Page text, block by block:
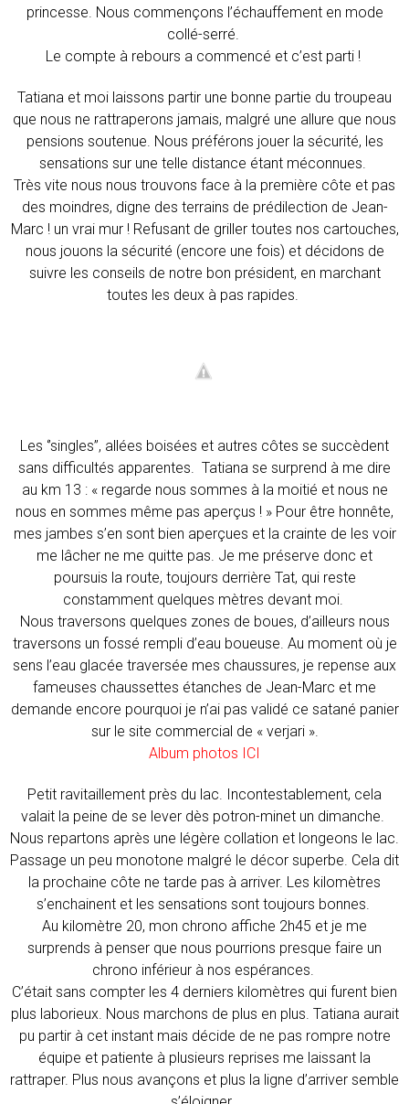
princesse. Nous commençons l’échauffement en mode
collé-serré.
Le compte à rebours a commencé et c’est parti !
Tatiana et moi laissons partir une bonne partie du troupeau
que nous ne rattraperons jamais, malgré une allure que nous
pensions soutenue. Nous préférons jouer la sécurité, les
sensations sur une telle distance étant méconnues.
Très vite nous nous trouvons face à la première côte et pas
des moindres, digne des terrains de prédilection de Jean-
Marc ! un vrai mur ! Refusant de griller toutes nos cartouches,
nous jouons la sécurité (encore une fois) et décidons de
suivre les conseils de notre bon président, en marchant
toutes les deux à pas rapides.
Les ‘’singles’’, allées boisées et autres côtes se succèdent
sans difficultés apparentes. Tatiana se surprend à me dire
au km 13 : « regarde nous sommes à la moitié et nous ne
nous en sommes même pas aperçus ! » Pour être honnête,
mes jambes s’en sont bien aperçues et la crainte de les voir
me lâcher ne me quitte pas. Je me préserve donc et
poursuis la route, toujours derrière Tat, qui reste
constamment quelques mètres devant moi.
Nous traversons quelques zones de boues, d’ailleurs nous
traversons un fossé rempli d’eau boueuse. Au moment où je
sens l’eau glacée traversée mes chaussures, je repense aux
fameuses chaussettes étanches de Jean-Marc et me
demande encore pourquoi je n’ai pas validé ce satané panier
sur le site commercial de « verjari ».
Album photos ICI
Petit ravitaillement près du lac. Incontestablement, cela
valait la peine de se lever dès potron-minet un dimanche.
Nous repartons après une légère collation et longeons le lac.
Passage un peu monotone malgré le décor superbe. Cela dit
la prochaine côte ne tarde pas à arriver. Les kilomètres
s’enchainent et les sensations sont toujours bonnes.
Au kilomètre 20, mon chrono affiche 2h45 et je me
surprends à penser que nous pourrions presque faire un
chrono inférieur à nos espérances.
C’était sans compter les 4 derniers kilomètres qui furent bien
plus laborieux. Nous marchons de plus en plus. Tatiana aurait
pu partir à cet instant mais décide de ne pas rompre notre
équipe et patiente à plusieurs reprises me laissant la
rattraper. Plus nous avançons et plus la ligne d’arriver semble